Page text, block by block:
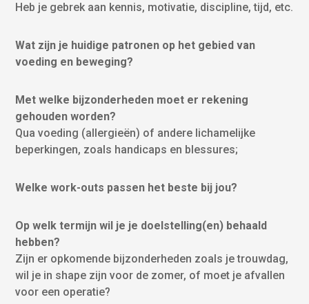
Heb je gebrek aan kennis, motivatie, discipline, tijd, etc.
Wat zijn je huidige patronen op het gebied van
voeding en beweging?
Met welke bijzonderheden moet er rekening
gehouden worden?
Qua voeding (allergieën) of andere lichamelijke
beperkingen, zoals handicaps en blessures;
Welke work-outs passen het beste bij jou?
Op welk termijn wil je je doelstelling(en) behaald
hebben?
Zijn er opkomende bijzonderheden zoals je trouwdag,
wil je in shape zijn voor de zomer, of moet je afvallen
voor een operatie?